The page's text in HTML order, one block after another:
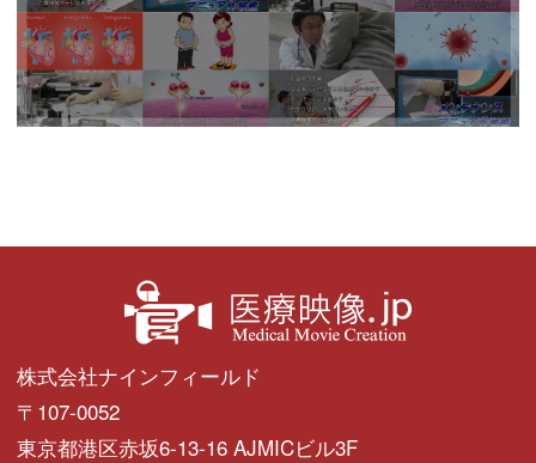
株式会社ナインフィールド
〒107-0052
東京都港区赤坂6-13-16 AJMICビル3F